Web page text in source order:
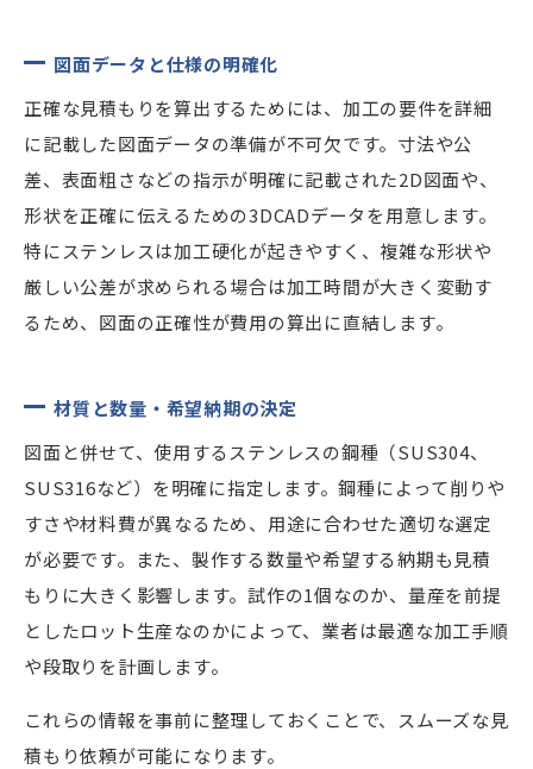
図面データと仕様の明確化
正確な見積もりを算出するためには、加工の要件を詳細
に記載した図面データの準備が不可欠です。寸法や公
差、表面粗さなどの指示が明確に記載された2D図面や、
形状を正確に伝えるための3DCADデータを用意します。
特にステンレスは加工硬化が起きやすく、複雑な形状や
厳しい公差が求められる場合は加工時間が大きく変動す
るため、図面の正確性が費用の算出に直結します。
材質と数量・希望納期の決定
図面と併せて、使用するステンレスの鋼種（SUS304、
SUS316など）を明確に指定します。鋼種によって削りや
すさや材料費が異なるため、用途に合わせた適切な選定
が必要です。また、製作する数量や希望する納期も見積
もりに大きく影響します。試作の1個なのか、量産を前提
としたロット生産なのかによって、業者は最適な加工手順
や段取りを計画します。
これらの情報を事前に整理しておくことで、スムーズな見
積もり依頼が可能になります。